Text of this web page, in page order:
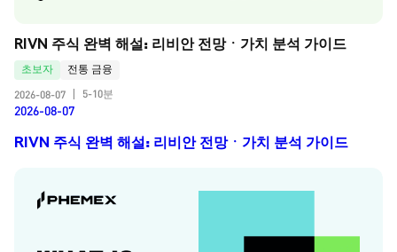
RIVN 주식 완벽 해설: 리비안 전망ㆍ가치 분석 가이드
초보자
전통 금융
2026-08-07
5-10분
2026-08-07
RIVN 주식 완벽 해설: 리비안 전망ㆍ가치 분석 가이드